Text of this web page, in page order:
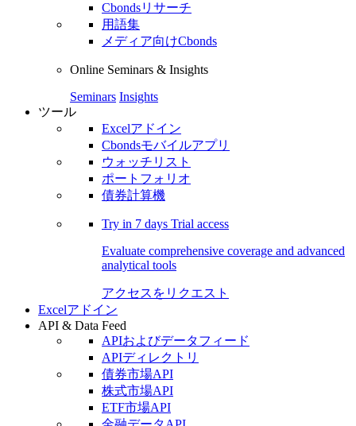
Cbondsリサーチ
用語集
メディア向けCbonds
Online Seminars & Insights
Seminars Insights
ツール
Excelアドイン
Cbondsモバイルアプリ
ウォッチリスト
ポートフォリオ
債券計算機
Try in 7 days Trial access
Evaluate comprehensive coverage and advanced
analytical tools
アクセスをリクエスト
Excelアドイン
API & Data Feed
APIおよびデータフィード
APIディレクトリ
債券市場API
株式市場API
ETF市場API